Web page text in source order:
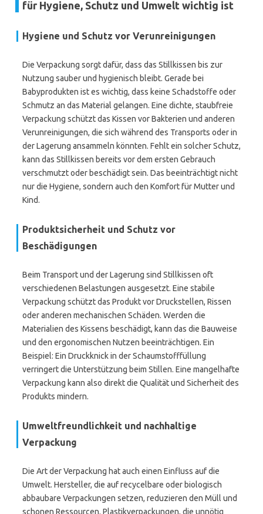
für Hygiene, Schutz und Umwelt wichtig ist
Hygiene und Schutz vor Verunreinigungen
Die Verpackung sorgt dafür, dass das Stillkissen bis zur
Nutzung sauber und hygienisch bleibt. Gerade bei
Babyprodukten ist es wichtig, dass keine Schadstoffe oder
Schmutz an das Material gelangen. Eine dichte, staubfreie
Verpackung schützt das Kissen vor Bakterien und anderen
Verunreinigungen, die sich während des Transports oder in
der Lagerung ansammeln könnten. Fehlt ein solcher Schutz,
kann das Stillkissen bereits vor dem ersten Gebrauch
verschmutzt oder beschädigt sein. Das beeinträchtigt nicht
nur die Hygiene, sondern auch den Komfort für Mutter und
Kind.
Produktsicherheit und Schutz vor
Beschädigungen
Beim Transport und der Lagerung sind Stillkissen oft
verschiedenen Belastungen ausgesetzt. Eine stabile
Verpackung schützt das Produkt vor Druckstellen, Rissen
oder anderen mechanischen Schäden. Werden die
Materialien des Kissens beschädigt, kann das die Bauweise
und den ergonomischen Nutzen beeinträchtigen. Ein
Beispiel: Ein Druckknick in der Schaumstofffüllung
verringert die Unterstützung beim Stillen. Eine mangelhafte
Verpackung kann also direkt die Qualität und Sicherheit des
Produkts mindern.
Umweltfreundlichkeit und nachhaltige
Verpackung
Die Art der Verpackung hat auch einen Einfluss auf die
Umwelt. Hersteller, die auf recycelbare oder biologisch
abbaubare Verpackungen setzen, reduzieren den Müll und
schonen Ressourcen. Plastikverpackungen, die unnötig